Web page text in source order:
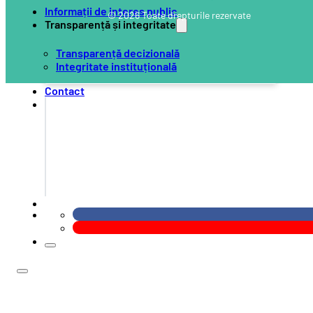
Informații de interes public
Transparență și integritate
Transparență decizională
Integritate instituțională
Contact
© 2026 Toate drepturile rezervate